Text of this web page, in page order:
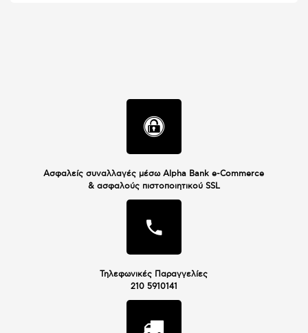
Ασφαλείς συναλλαγές μέσω Alpha Bank e-Commerce
& ασφαλούς πιστοποιητικού SSL
Τηλεφωνικές Παραγγελίες
210 5910141